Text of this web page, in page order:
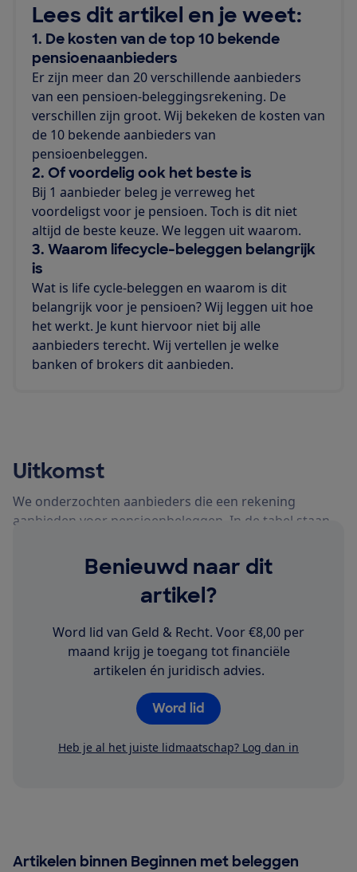
Lees dit artikel en je weet:
1. De kosten van de top 10 bekende
pensioenaanbieders
Er zijn meer dan 20 verschillende aanbieders
van een pensioen-beleggingsrekening. De
verschillen zijn groot. Wij bekeken de kosten van
de 10 bekende aanbieders van
pensioenbeleggen.
2. Of voordelig ook het beste is
Bij 1 aanbieder beleg je verreweg het
voordeligst voor je pensioen. Toch is dit niet
altijd de beste keuze. We leggen uit waarom.
3. Waarom lifecycle-beleggen belangrijk
is
Wat is life cycle-beleggen en waarom is dit
belangrijk voor je pensioen? Wij leggen uit hoe
het werkt. Je kunt hiervoor niet bij alle
aanbieders terecht. Wij vertellen je welke
banken of brokers dit aanbieden.
Uitkomst
We onderzochten aanbieders die een rekening
aanbieden voor pensioenbeleggen. In de tabel staan
de jaarlijke kosten bij een pensioenbedrag van
Benieuwd naar dit
artikel?
Word lid van Geld & Recht. Voor €8,00 per
maand krijg je toegang tot financiële
artikelen én juridisch advies.
Word lid
Heb je al het juiste lidmaatschap? Log dan in
Artikelen binnen Beginnen met beleggen